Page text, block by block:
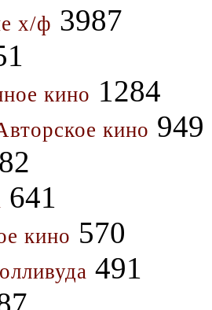
х/ф 3987
кино 1284
кино 949
641
кино 570
491